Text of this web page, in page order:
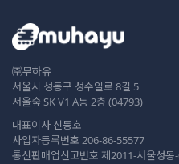
㈜무하유
서울시 성동구 성수일로 8길 5
서울숲 SK V1 A동 2층 (04793)
대표이사 신동호
사업자등록번호 206-86-55577
통신판매업신고번호 제2011-서울성동